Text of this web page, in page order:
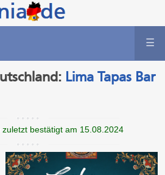
☰
Lima Tapas Bar
bestätigt am 15.08.2024